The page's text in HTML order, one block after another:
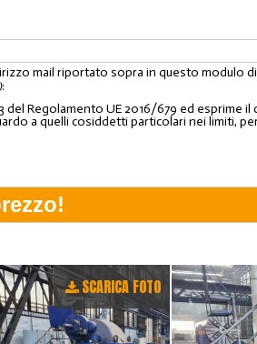
mail riportato sopra in questo modulo
:
Regolamento UE 2016/679 ed esprime il
a quelli cosiddetti particolari nei limiti,
SCARICA FOTO